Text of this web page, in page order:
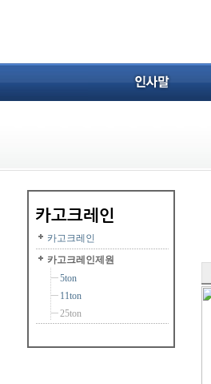
카고크레인
카고크레인제원
5ton
11ton
25ton